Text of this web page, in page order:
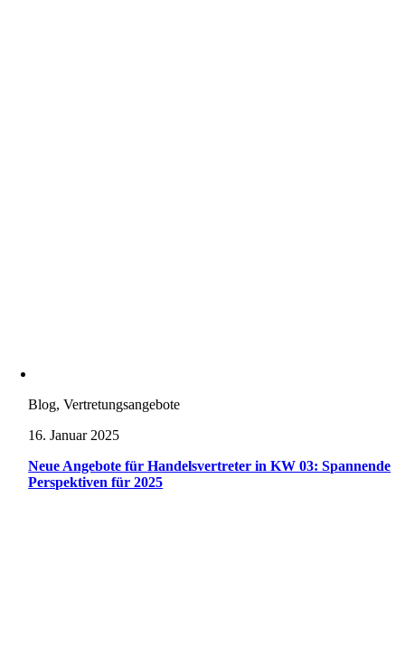
Blog, Vertretungsangebote
16. Januar 2025
Neue Angebote für Handelsvertreter in KW 03: Spannende
Perspektiven für 2025